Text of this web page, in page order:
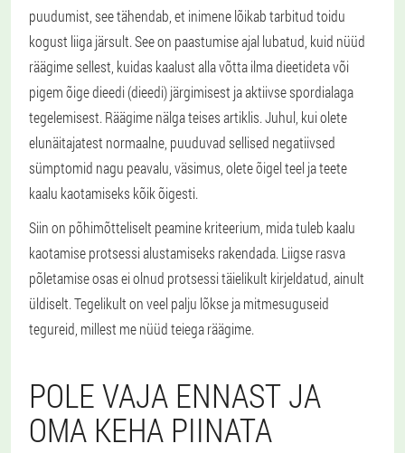
puudumist, see tähendab, et inimene lõikab tarbitud toidu
kogust liiga järsult. See on paastumise ajal lubatud, kuid nüüd
räägime sellest, kuidas kaalust alla võtta ilma dieetideta või
pigem õige dieedi (dieedi) järgimisest ja aktiivse spordialaga
tegelemisest. Räägime nälga teises artiklis. Juhul, kui olete
elunäitajatest normaalne, puuduvad sellised negatiivsed
sümptomid nagu peavalu, väsimus, olete õigel teel ja teete
kaalu kaotamiseks kõik õigesti.
Siin on põhimõtteliselt peamine kriteerium, mida tuleb kaalu
kaotamise protsessi alustamiseks rakendada. Liigse rasva
põletamise osas ei olnud protsessi täielikult kirjeldatud, ainult
üldiselt. Tegelikult on veel palju lõkse ja mitmesuguseid
tegureid, millest me nüüd teiega räägime.
POLE VAJA ENNAST JA
OMA KEHA PIINATA